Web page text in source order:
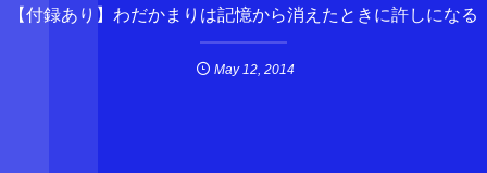
【付録あり】わだかまりは記憶から消えたときに許しになる
May 12, 2014